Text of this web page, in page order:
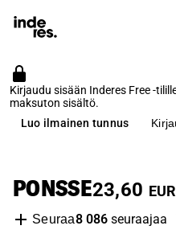
Kirjaudu sisään Inderes Free -
maksuton sisältö.
Luo ilmainen tunnus
PONSSE23,60 EUR
Seuraa8 086seuraajaa